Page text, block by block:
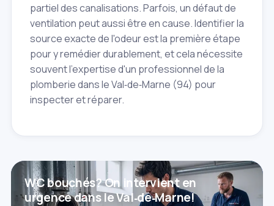
partiel des canalisations. Parfois, un défaut de
ventilation peut aussi être en cause. Identifier la
source exacte de l'odeur est la première étape
pour y remédier durablement, et cela nécessite
souvent l'expertise d'un professionnel de la
plomberie dans le Val‑de‑Marne (94) pour
inspecter et réparer.
WC bouchés? On intervient en
urgence dans le Val‑de‑Marne!